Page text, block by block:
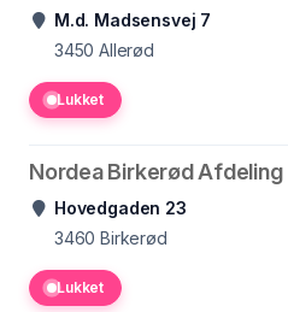
M.d. Madsensvej 7
3450 Allerød
Lukket
Nordea Birkerød Afdeling
Hovedgaden 23
3460 Birkerød
Lukket